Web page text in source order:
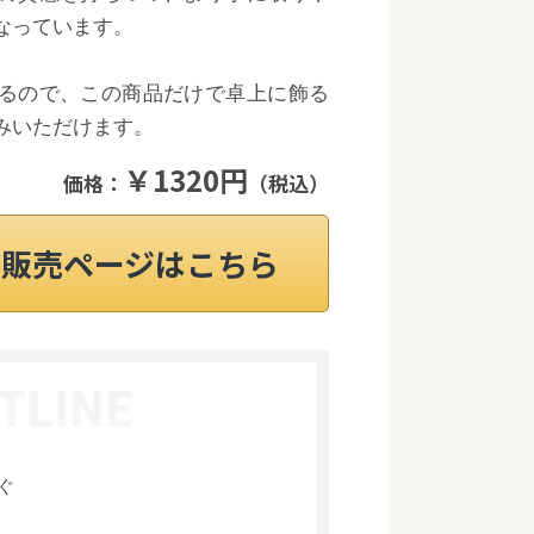
ています。
ので、この商品だけで卓上に飾る
ただけます。
価格： ￥1320円 （税込）
売ページはこちら